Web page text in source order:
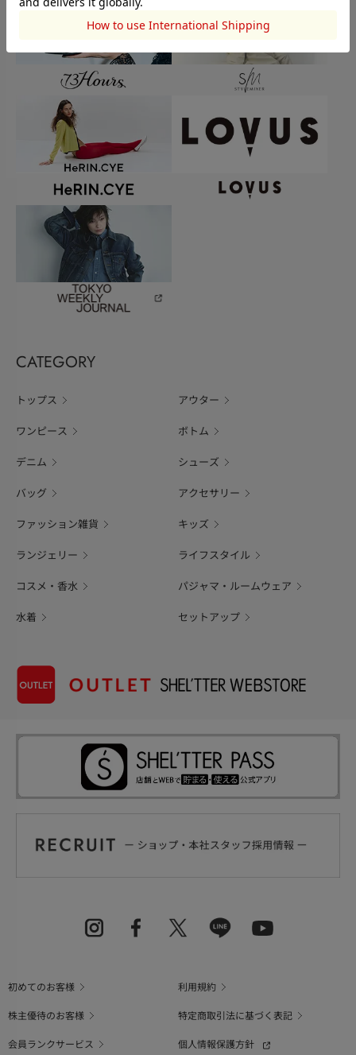
CATEGORY
トップス アウター
ワンピース ボトム
デニム シューズ
バッグ アクセサリー
ファッション雑貨 キッズ
ランジェリー ライフスタイル
コスメ・香水 パジャマ・ルームウェア
水着 セットアップ
初めてのお客様
利用規約
株主優待のお客様
特定商取引法に基づく表記
会員ランクサービス
個人情報保護方針